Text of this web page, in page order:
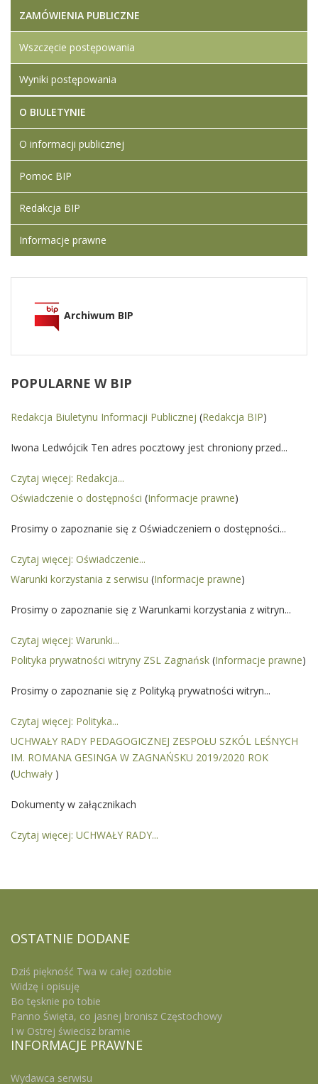
ZAMÓWIENIA PUBLICZNE
Wszczęcie postępowania
Wyniki postępowania
O BIULETYNIE
O informacji publicznej
Pomoc BIP
Redakcja BIP
Informacje prawne
Archiwum BIP
POPULARNE W BIP
Redakcja Biuletynu Informacji Publicznej (Redakcja BIP)
Iwona Ledwójcik Ten adres pocztowy jest chroniony przed...
Czytaj więcej: Redakcja...
Oświadczenie o dostępności (Informacje prawne)
Prosimy o zapoznanie się z Oświadczeniem o dostępności...
Czytaj więcej: Oświadczenie...
Warunki korzystania z serwisu (Informacje prawne)
Prosimy o zapoznanie się z Warunkami korzystania z witryn...
Czytaj więcej: Warunki...
Polityka prywatności witryny ZSL Zagnańsk (Informacje prawne)
Prosimy o zapoznanie się z Polityką prywatności witryn...
Czytaj więcej: Polityka...
UCHWAŁY RADY PEDAGOGICZNEJ ZESPOŁU SZKÓL LEŚNYCH
IM. ROMANA GESINGA W ZAGNAŃSKU 2019/2020 ROK
(Uchwały )
Dokumenty w załącznikach
Czytaj więcej: UCHWAŁY RADY...
OSTATNIE DODANE
Dziś piękność Twa w całej ozdobie
Widzę i opisuję
Bo tęsknie po tobie
Panno Święta, co jasnej bronisz Częstochowy
I w Ostrej świecisz bramie
INFORMACJE PRAWNE
Wydawca serwisu